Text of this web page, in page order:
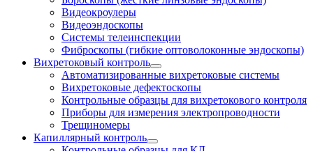
Видеокроулеры
Видеоэндоскопы
Системы телеинспекции
Фиброскопы (гибкие оптоволоконные эндоскопы)
Вихретоковый контроль
Автоматизированные вихретоковые системы
Вихретоковые дефектоскопы
Контрольные образцы для вихретокового контроля
Приборы для измерения электропроводности
Трещиномеры
Капиллярный контроль